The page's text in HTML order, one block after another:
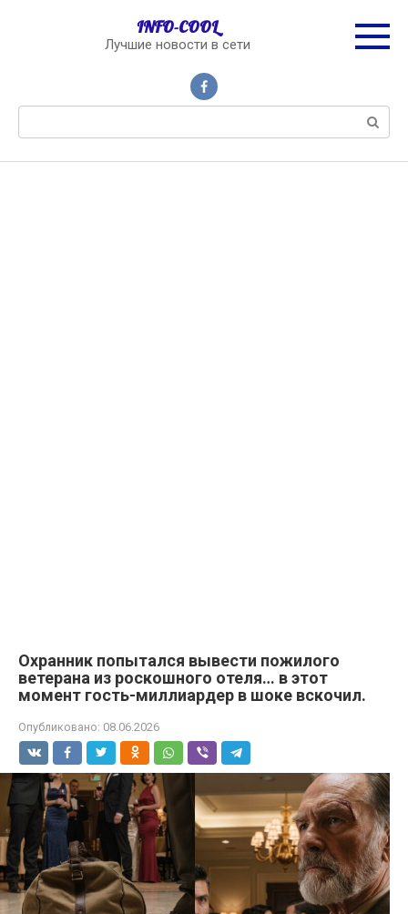
INFO-COOL
Лучшие новости в сети
Охранник попытался вывести пожилого
ветерана из роскошного отеля… в этот
момент гость-миллиардер в шоке вскочил.
Опубликовано: 08.06.2026